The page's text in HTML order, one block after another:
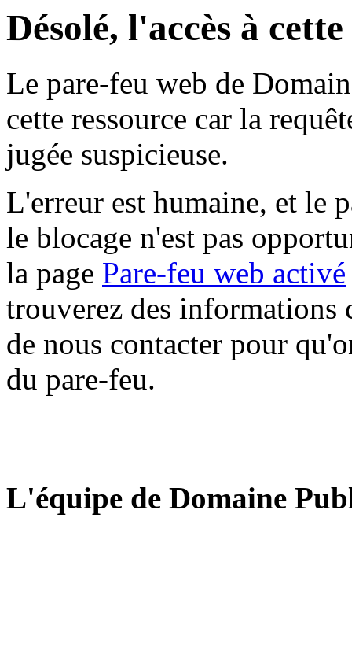
Désolé, l'accès à
Le pare-feu web de
cette ressource car la
jugée suspicieuse.
L'erreur est humaine, et le
le blocage n'est pas
la page Pare-feu web activé
trouverez des informations
de nous contacter pour
du pare-feu.
L'équipe de Domaine